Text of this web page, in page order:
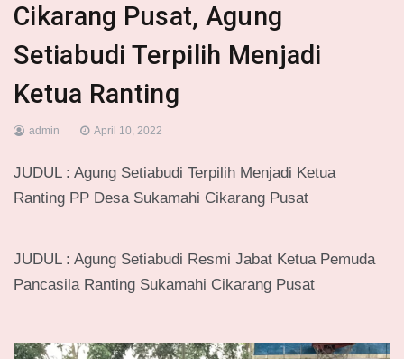
Cikarang Pusat, Agung
Setiabudi Terpilih Menjadi
Ketua Ranting
admin April 10, 2022
JUDUL : Agung Setiabudi Terpilih Menjadi Ketua
Ranting PP Desa Sukamahi Cikarang Pusat
JUDUL : Agung Setiabudi Resmi Jabat Ketua Pemuda
Pancasila Ranting Sukamahi Cikarang Pusat